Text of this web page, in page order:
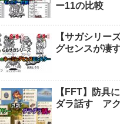
ー11の比較
【サガシリー
グセンスが凄
【FFT】防具
ダラ話す ア